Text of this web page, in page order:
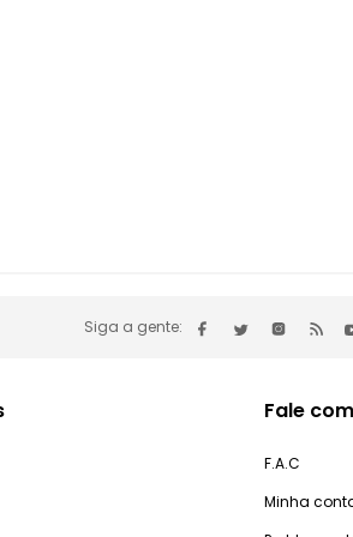
Siga a gente:
Fale
F.A.C
Minha